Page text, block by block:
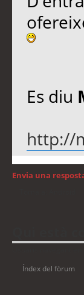
Es diu
http://
Envia una
Índex del fòrum